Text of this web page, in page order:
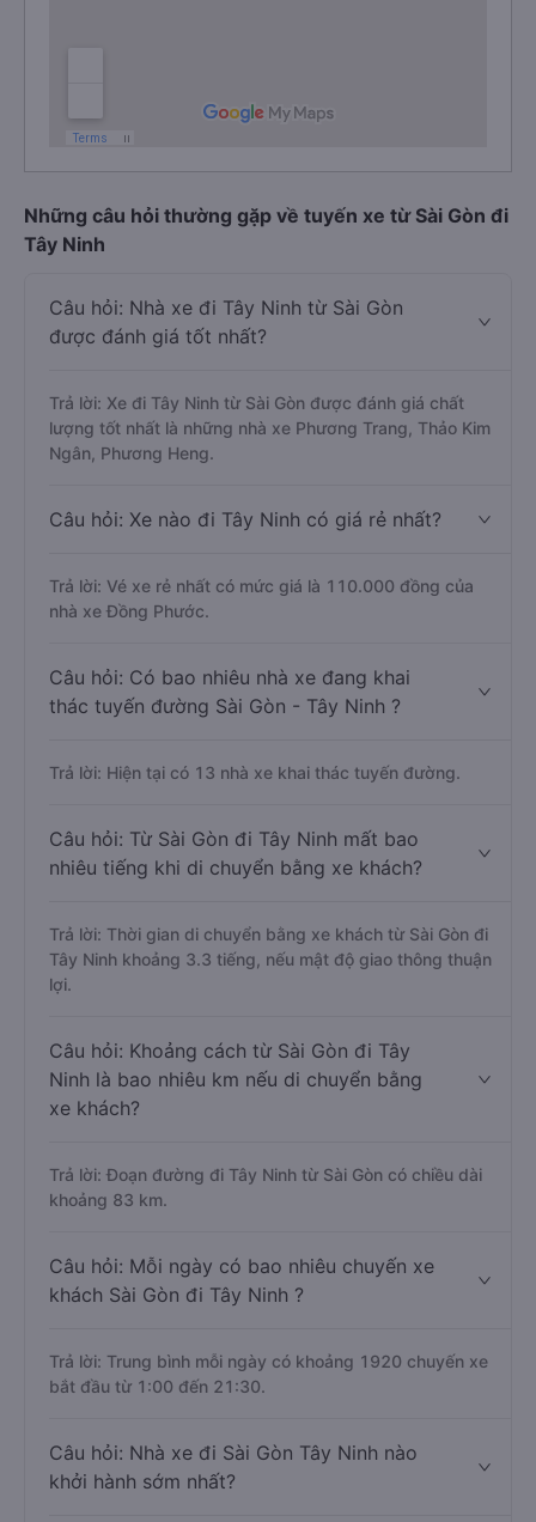
Những câu hỏi thường gặp về tuyến xe từ Sài Gòn đi
Tây Ninh
Câu hỏi: Nhà xe đi Tây Ninh từ Sài Gòn
được đánh giá tốt nhất?
Trả lời: Xe đi Tây Ninh từ Sài Gòn được đánh giá chất
lượng tốt nhất là những nhà xe Phương Trang, Thảo Kim
Ngân, Phương Heng.
Câu hỏi: Xe nào đi Tây Ninh có giá rẻ nhất?
Trả lời: Vé xe rẻ nhất có mức giá là 110.000 đồng của
nhà xe Đồng Phước.
Câu hỏi: Có bao nhiêu nhà xe đang khai
thác tuyến đường Sài Gòn - Tây Ninh ?
Trả lời: Hiện tại có 13 nhà xe khai thác tuyến đường.
Câu hỏi: Từ Sài Gòn đi Tây Ninh mất bao
nhiêu tiếng khi di chuyển bằng xe khách?
Trả lời: Thời gian di chuyển bằng xe khách từ Sài Gòn đi
Tây Ninh khoảng 3.3 tiếng, nếu mật độ giao thông thuận
lợi.
Câu hỏi: Khoảng cách từ Sài Gòn đi Tây
Ninh là bao nhiêu km nếu di chuyển bằng
xe khách?
Trả lời: Đoạn đường đi Tây Ninh từ Sài Gòn có chiều dài
khoảng 83 km.
Câu hỏi: Mỗi ngày có bao nhiêu chuyến xe
khách Sài Gòn đi Tây Ninh ?
Trả lời: Trung bình mỗi ngày có khoảng 1920 chuyến xe
bắt đầu từ 1:00 đến 21:30.
Câu hỏi: Nhà xe đi Sài Gòn Tây Ninh nào
khởi hành sớm nhất?